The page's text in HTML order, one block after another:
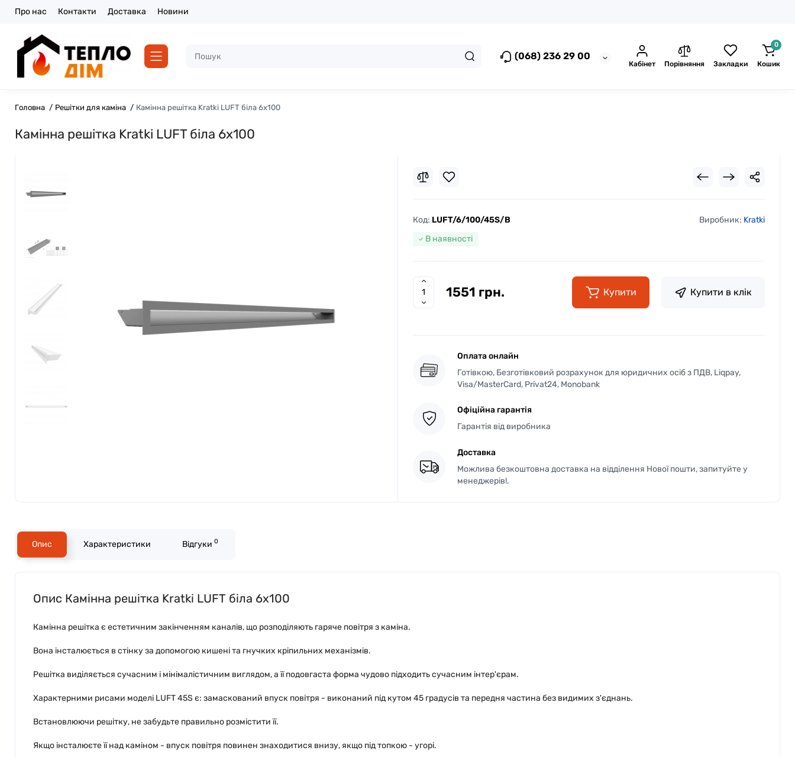
Про нас Контакти Доставка Новини
(068) 236 29 00
Кабінет Порівняння Закладки
0
Кошик
Головна Решітки для каміна Камінна решітка Kratki LUFT біла 6x100
Камінна решітка Kratki LUFT біла 6x100
Код: LUFT/6/100/45S/B Виробник: Kratki
В наявності
1551 грн. Купити Купити в клік
Оплата онлайн
Готівкою, Безготівковий розрахунок для юридичних осіб з ПДВ, Liqpay,
Visa/MasterCard, Privat24, Monobank
Офіційна гарантія
Гарантія від виробника
Доставка
Можлива безкоштовна доставка на відділення Нової пошти, запитуйте у
менеджерів!.
Опис Характеристики Відгуки 0
Опис Камінна решітка Kratki LUFT біла 6x100
Камінна решітка є естетичним закінченням каналів, що розподіляють гаряче повітря з каміна.
Вона інсталюється в стінку за допомогою кишені та гнучких кріпильних механізмів.
Решітка виділяється сучасним і мінімалістичним виглядом, а її подовгаста форма чудово підходить сучасним інтер'єрам.
Характерними рисами моделі LUFT 45S є: замаскований впуск повітря - виконаний під кутом 45 градусів та передня частина без видимих з'єднань.
Встановлюючи решітку, не забудьте правильно розмістити її.
Якщо інсталюєте її над каміном - впуск повітря повинен знаходитися внизу, якщо під топкою - угорі.